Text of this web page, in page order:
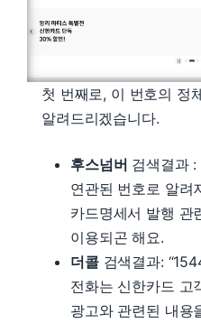
첫 번째로, 이 번호의 정
알려드리겠습니다.
후스넘버 검색결과
연관된 번호로 알려
카드명세서 발행 관
이용되곤 해요.
더콜검색결과:
전화는 신한카드 고
광고와 관련된 내용